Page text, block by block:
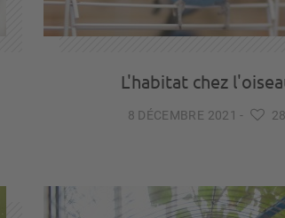
L'habitat chez
8 DÉCEMBRE 2021- 28